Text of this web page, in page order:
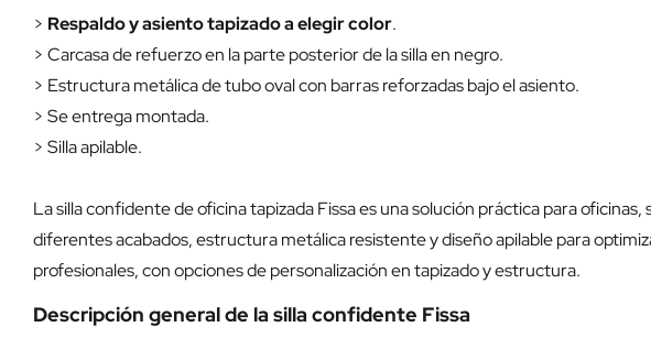
> Respaldo y asiento tapizado a elegir color.
> Carcasa de refuerzo en la parte posterior de la silla en negro.
> Estructura metálica de tubo oval con barras reforzadas bajo el asiento.
> Se entrega montada.
> Silla apilable.
La silla confidente de oficina tapizada Fissa es una solución práctica para
diferentes acabados, estructura metálica resistente y diseño apilable para
profesionales, con opciones de personalización en tapizado y estructura.
Descripción general de la silla confidente Fissa